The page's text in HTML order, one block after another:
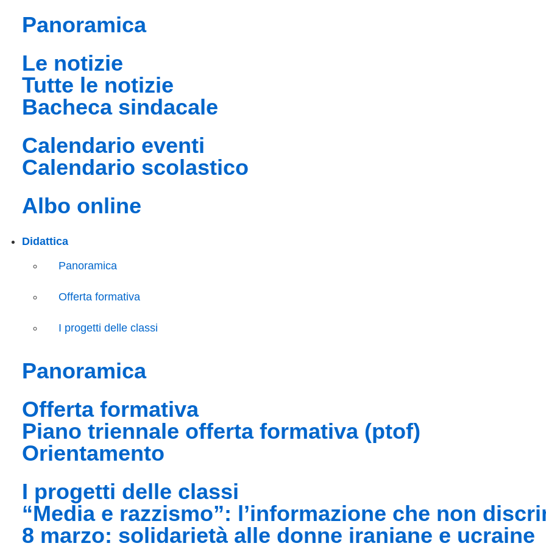
panoramica
le notizie
tutte le notizie
bacheca sindacale
calendario eventi
calendario scolastico
albo online
Didattica
Panoramica
Offerta formativa
I progetti delle classi
panoramica
offerta formativa
piano triennale offerta formativa (ptof)
orientamento
i progetti delle classi
“media e razzismo”: l’informazione che non
8 marzo: solidarietà alle donne iraniane e ucraine